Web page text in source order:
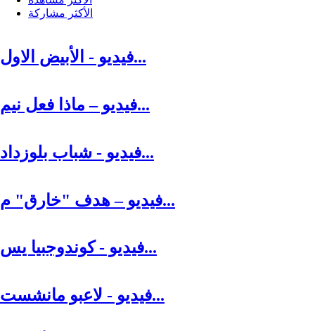
الأكثر مشاركة
فيديو - الأبيض الاول...
فيديو – ماذا فعل نيم...
فيديو - شباب بلوزداد...
فيديو – هدف "خارق" م...
فيديو - كوندوجبيا يس...
فيديو - لاعبو مانشست...